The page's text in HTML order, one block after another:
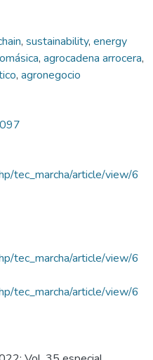
, sustainability, energy
, agrocadena arrocera,
, agronegocio
tec_marcha/article/view/6
tec_marcha/article/view/6
tec_marcha/article/view/6